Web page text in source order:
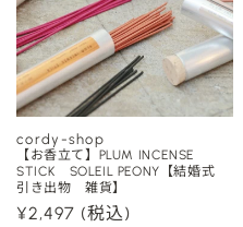
販
売
元:
cordy-shop
【お香立て】PLUM INCENSE
STICK SOLEIL PEONY【結婚式
引き出物 雑貨】
通
¥2,497 (税込)